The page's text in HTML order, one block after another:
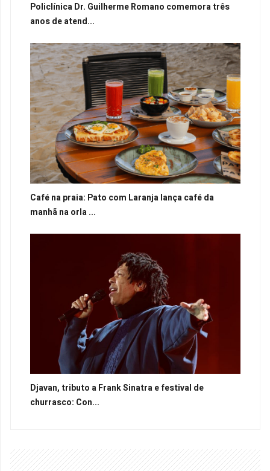
Policlínica Dr. Guilherme Romano comemora três
anos de atend...
Café na praia: Pato com Laranja lança café da
manhã na orla ...
Djavan, tributo a Frank Sinatra e festival de
churrasco: Con...